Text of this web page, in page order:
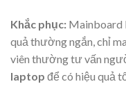
Khắc phục: Mainboard
quả thường ngắn, chỉ
viên thường tư vấn
laptop để có hiệu quả